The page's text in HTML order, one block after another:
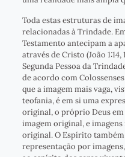
Toda estas estruturas de
relacionadas à Trindade.
Testamento antecipam a
através de Cristo (João
Segunda Pessoa da
de acordo com
que a imagem mais vaga,
teofania, é em si uma
original, o próprio Deus
imagem original, e
original. O Espírito
representação por